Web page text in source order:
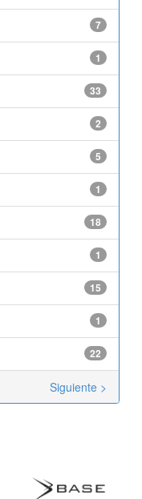
7
1
33
2
5
1
18
1
15
1
22
Siguiente >